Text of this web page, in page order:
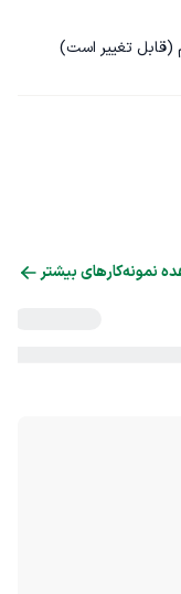
نمونه‌کارهای بیشتر